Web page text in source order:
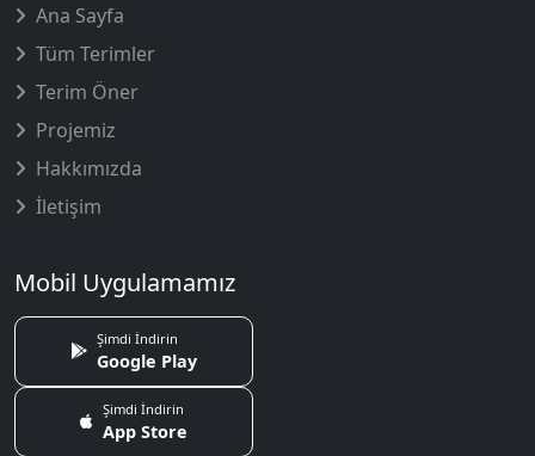
Ana Sayfa
Tüm Terimler
Terim Öner
Projemiz
Hakkımızda
İletişim
Mobil Uygulamamız
Şimdi İndirin
Google Play
Şimdi İndirin
App Store